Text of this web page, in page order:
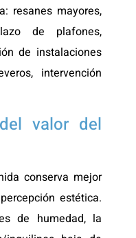
resanes mayores,
de plafones,
de instalaciones
intervención
valor del
conserva mejor
estética.
de humedad, la